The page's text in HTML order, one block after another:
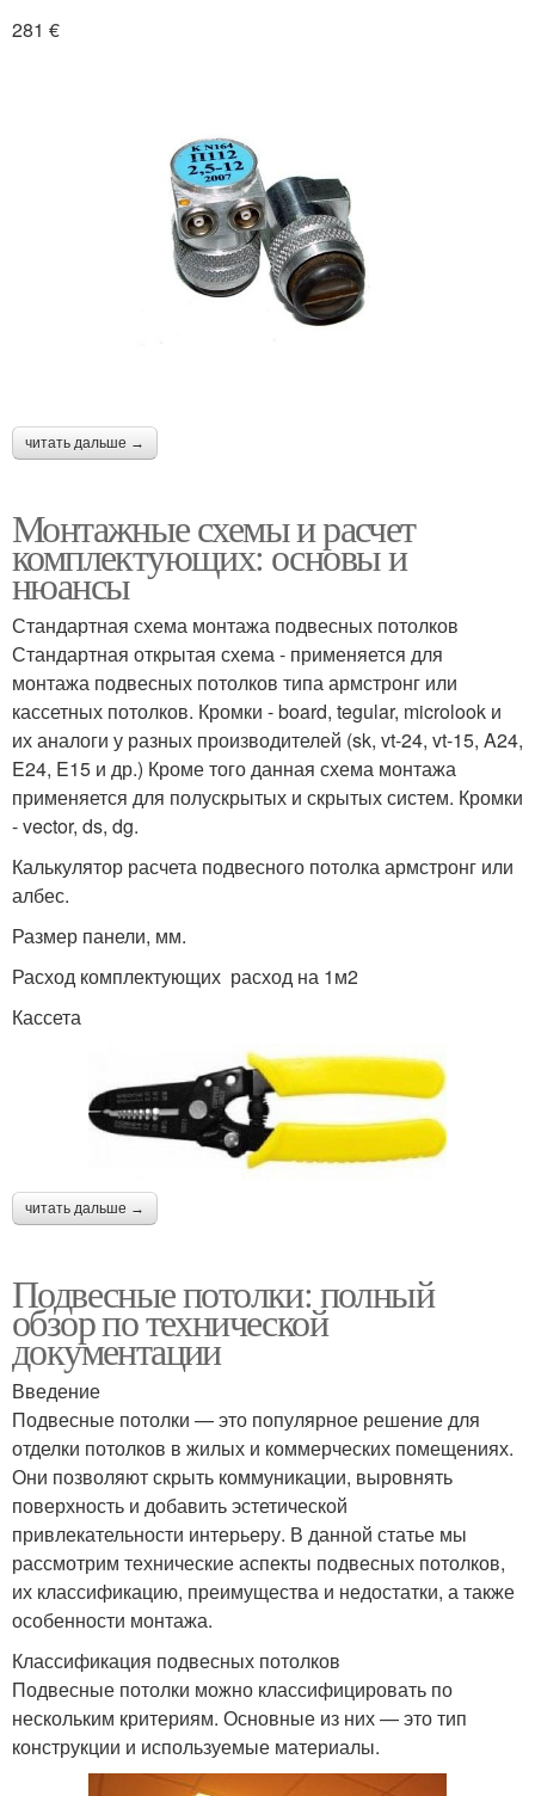
281 €
читать дальше →
Монтажные схемы и расчет
комплектующих: основы и
нюансы
Стандартная схема монтажа подвесных потолков
Стандартная открытая схема - применяется для
монтажа подвесных потолков типа армстронг или
кассетных потолков. Кромки - board, tegular, microlook и
их аналоги у разных производителей (sk, vt-24, vt-15, A24,
E24, E15 и др.) Кроме того данная схема монтажа
применяется для полускрытых и скрытых систем. Кромки
- vector, ds, dg.
Калькулятор расчета подвесного потолка армстронг или
албес.
Размер панели, мм.
Расход комплектующих расход на 1м2
Кассета
читать дальше →
Подвесные потолки: полный
обзор по технической
документации
Введение
Подвесные потолки — это популярное решение для
отделки потолков в жилых и коммерческих помещениях.
Они позволяют скрыть коммуникации, выровнять
поверхность и добавить эстетической
привлекательности интерьеру. В данной статье мы
рассмотрим технические аспекты подвесных потолков,
их классификацию, преимущества и недостатки, а также
особенности монтажа.
Классификация подвесных потолков
Подвесные потолки можно классифицировать по
нескольким критериям. Основные из них — это тип
конструкции и используемые материалы.